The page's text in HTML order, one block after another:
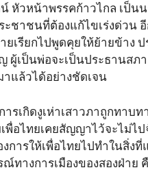
หัวหน้าพรรคก้าวไกล เป็น
ะชาชนที่ต้องแก้ไขเร่งด่วน
ยเรียกไปพูดคุยให้ย้ายข้าง
ผู้เป็นพ่อจะเป็นประธานสภ
แล้วได้อย่างชัดเจน
ารเกิดงูเห่าเสาวภาถูกทา
พื่อไทยเคยสัญญาไว้จะไม่ไ
การให้เพื่อไทยไปทำในสิ่
างการเมืองของสองฝ่าย คื